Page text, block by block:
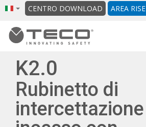
CENTRO DOWNLOAD AREA
K2.0
Rubinetto di